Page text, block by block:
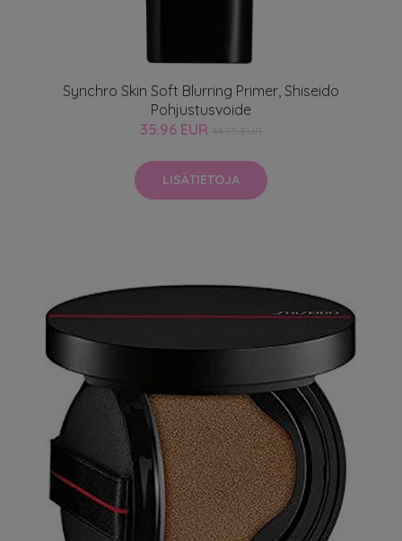
Synchro Skin Soft Blurring Primer, Shiseido
Pohjustusvoide
35.96 EUR
LISÄTIETOJA